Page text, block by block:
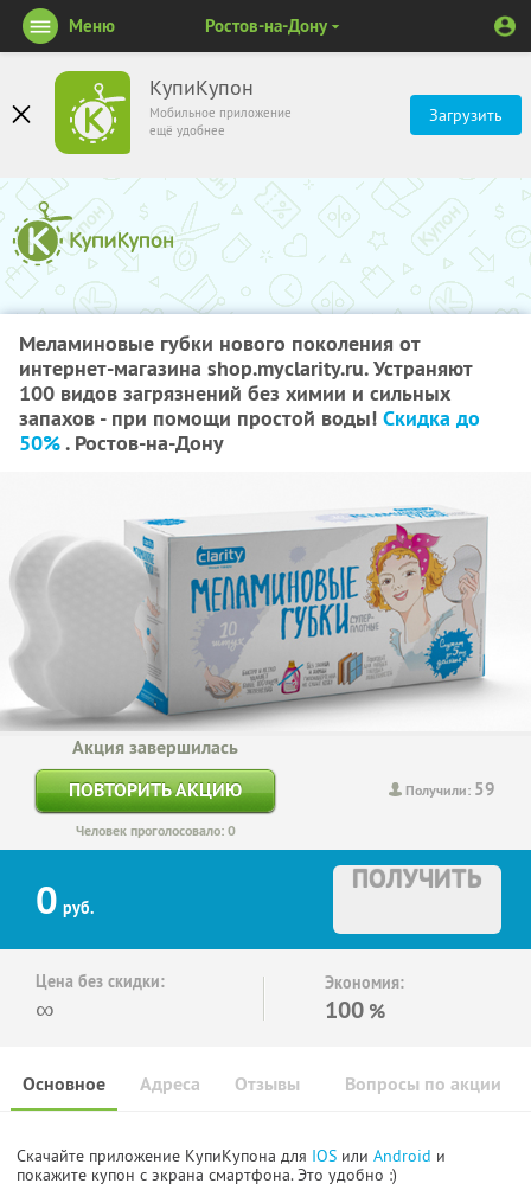
КупиКупон
Мобильное приложение
ещё удобнее
Загрузить
Меню Ростов-на-Дону
Меламиновые губки нового поколения от
интернет-магазина shop.myclarity.ru. Устраняют
100 видов загрязнений без химии и сильных
запахов - при помощи простой воды! Скидка до
50%. Ростов-на-Дону
Получили: 59
Акция завершилась
ПОВТОРИТЬ АКЦИЮ
Человек проголосовало: 0
0 руб.
ПОЛУЧИТЬ
Цена без скидки:
∞
Экономия:
100 %
Основное Отзывы Вопросы по акции
Адреса
Скачайте приложение КупиКупона для IOS или Android и
покажите купон с экрана смартфона. Это удобно :)